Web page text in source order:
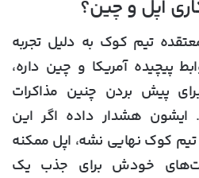
اپل و چین؟
تیم کوک به دلیل تجربه
پیچیده آمریکا و چین داره،
پیش بردن چنین مذاکرات
هشدار داده اگر این
کوک نهایی نشه، اپل ممکنه
خودش برای جذب یک